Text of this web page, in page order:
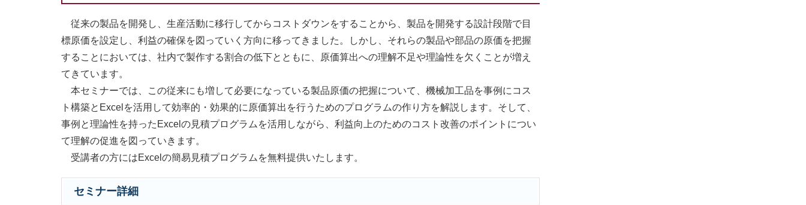
従来の製品を開発し、生産活動に移行してからコストダウンをすることから、製品を開発する設計段階で目
標原価を設定し、利益の確保を図っていく方向に移ってきました。しかし、それらの製品や部品の原価を把握
することにおいては、社内で製作する割合の低下とともに、原価算出への理解不足や理論性を欠くことが増え
てきています。
本セミナーでは、この従来にも増して必要になっている製品原価の把握について、機械加工品を事例にコス
ト構築とExcelを活用して効率的・効果的に原価算出を行うためのプログラムの作り方を解説します。そして、
事例と理論性を持ったExcelの見積プログラムを活用しながら、利益向上のためのコスト改善のポイントについ
て理解の促進を図っていきます。
受講者の方にはExcelの簡易見積プログラムを無料提供いたします。
セミナー詳細